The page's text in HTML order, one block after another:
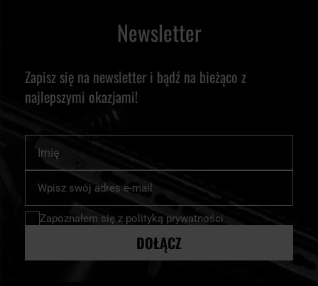
Newsletter
Zapisz się na newsletter i bądź na bieżąco z
najlepszymi okazjami!
nasz
newsletter:
Zapoznałem się z polityką prywatności
DOŁĄCZ